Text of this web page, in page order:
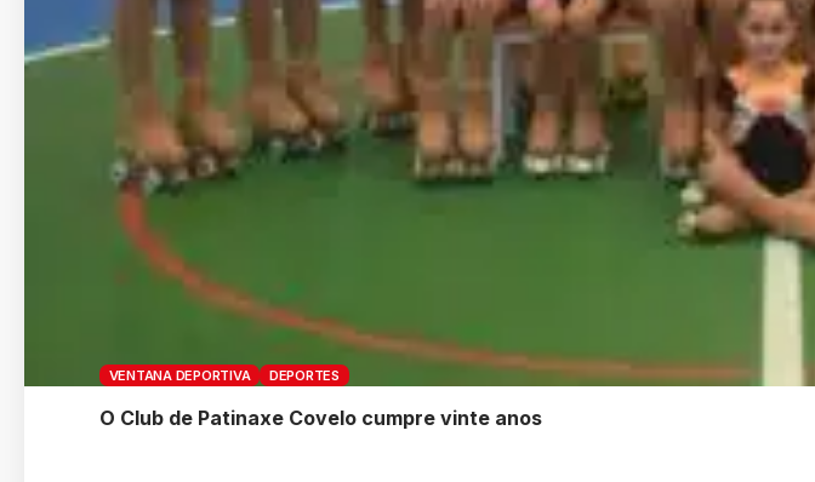
VENTANA DEPORTIVA DEPORTES
O Club de Patinaxe Covelo cumpre vinte anos